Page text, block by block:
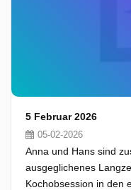
5 Februar 2026
05-02-2026
Anna und Hans sind
ausgeglichenes
Kochobsession in den